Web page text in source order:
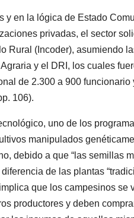
y en la lógica de Estado
privadas, el sector
Rural (Incoder), asumiendo
y el DRI, los cuales
de 2.300 a 900 funcionario
106).
uno de los
manipulados
debido a que “las semillas
de las plantas
que los campesinos se
productores y deben